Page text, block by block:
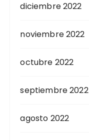
diciembre 2022
noviembre 2022
octubre 2022
septiembre 2022
agosto 2022